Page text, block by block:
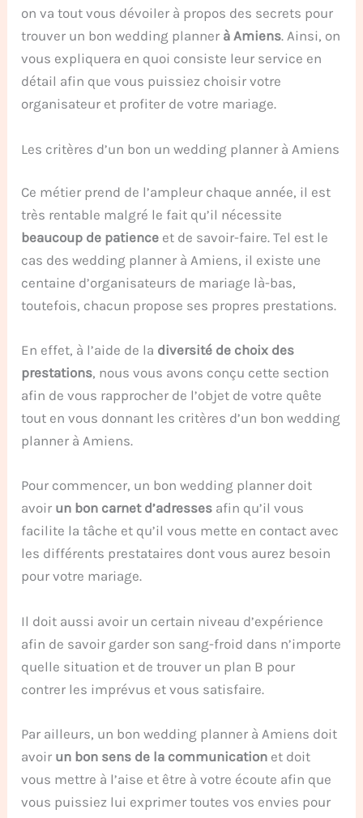
on va tout vous dévoiler à propos des secrets pour
trouver un bon wedding planner à Amiens. Ainsi, on
vous expliquera en quoi consiste leur service en
détail afin que vous puissiez choisir votre
organisateur et profiter de votre mariage.
Les critères d’un bon un wedding planner à Amiens
Ce métier prend de l’ampleur chaque année, il est
très rentable malgré le fait qu’il nécessite
beaucoup de patience et de savoir-faire. Tel est le
cas des wedding planner à Amiens, il existe une
centaine d’organisateurs de mariage là-bas,
toutefois, chacun propose ses propres prestations.
En effet, à l’aide de la diversité de choix des
prestations, nous vous avons conçu cette section
afin de vous rapprocher de l’objet de votre quête
tout en vous donnant les critères d’un bon wedding
planner à Amiens.
Pour commencer, un bon wedding planner doit
avoir un bon carnet d’adresses afin qu’il vous
facilite la tâche et qu’il vous mette en contact avec
les différents prestataires dont vous aurez besoin
pour votre mariage.
Il doit aussi avoir un certain niveau d’expérience
afin de savoir garder son sang-froid dans n’importe
quelle situation et de trouver un plan B pour
contrer les imprévus et vous satisfaire.
Par ailleurs, un bon wedding planner à Amiens doit
avoir un bon sens de la communication et doit
vous mettre à l’aise et être à votre écoute afin que
vous puissiez lui exprimer toutes vos envies pour